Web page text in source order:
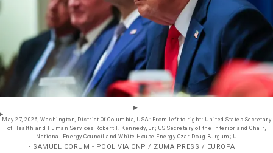
May 27, 2026, Washington, District Of Columbia, USA: From left to right: United States Secretary
of Health and Human Services Robert F. Kennedy, Jr; US Secretary of the Interior and Chair,
National Energy Council and White House Energy Czar Doug Burgum; U
- SAMUEL CORUM - POOL VIA CNP / ZUMA PRESS / EUROPA